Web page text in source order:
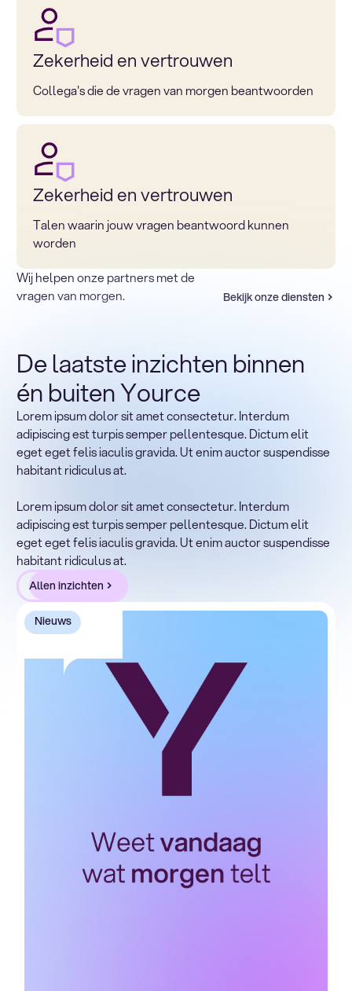
Zekerheid en vertrouwen
Collega's die de vragen van morgen beantwoorden
Zekerheid en vertrouwen
Talen waarin jouw vragen beantwoord kunnen
worden
Wij helpen onze partners met de
vragen van morgen.
Bekijk onze diensten
Terug naar sectoren
Heading
Lorem ipsum dolor sit amet, consectetur adipiscing elit.
Suspendisse varius enim in eros elementum tristique.
Duis cursus, mi quis viverra ornare, eros dolor interdum
nulla, ut commodo diam libero vitae erat. Aenean
faucibus nibh et justo cursus id rutrum lorem imperdiet.
Nunc ut sem vitae risus tristique posuere.
De laatste inzichten binnen
én buiten Yource
Lorem ipsum dolor sit amet consectetur. Interdum
adipiscing est turpis semper pellentesque. Dictum elit
eget eget felis iaculis gravida. Ut enim auctor suspendisse
habitant ridiculus at.
Lorem ipsum dolor sit amet consectetur. Interdum
adipiscing est turpis semper pellentesque. Dictum elit
eget eget felis iaculis gravida. Ut enim auctor suspendisse
habitant ridiculus at.
Allen inzichten
Nieuws